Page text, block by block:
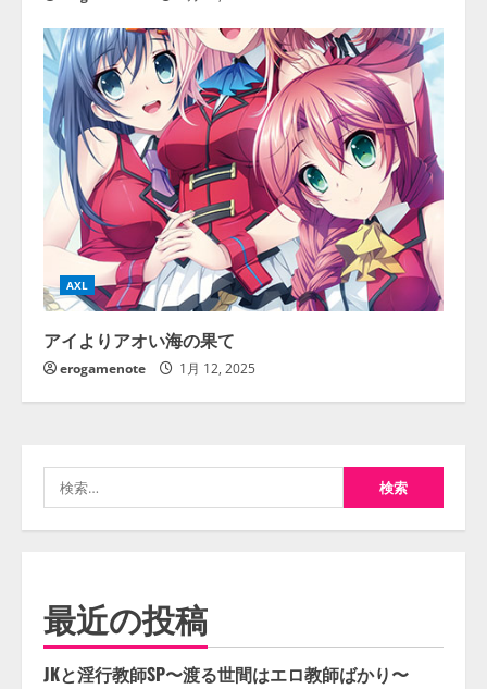
AXL
アイよりアオい海の果て
erogamenote 1月 12, 2025
索:
最近の投稿
JKと淫行教師SP〜渡る世間はエロ教師ばかり〜